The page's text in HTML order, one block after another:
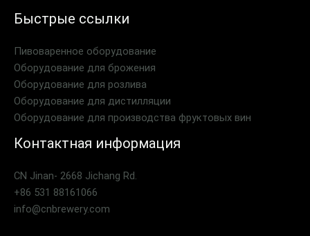
Быстрые ссылки
Пивоваренное оборудование
Оборудование для брожения
Оборудование для розлива
Оборудование для дистилляции
Оборудование для производства фруктовых вин
Контактная информация
CN Jinan- 2668 Jichang Rd.
+86 531 88161066
info@cnbrewery.com